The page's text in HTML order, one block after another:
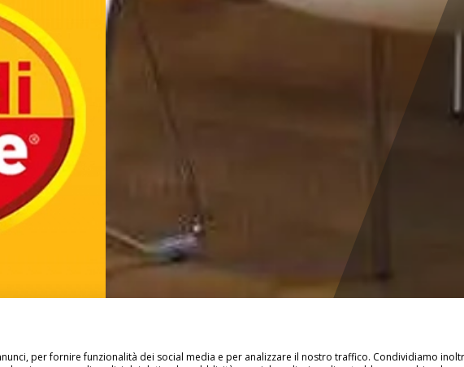
per fornire funzionalità dei social media e per analizzare il nostro traffico. Condividiamo